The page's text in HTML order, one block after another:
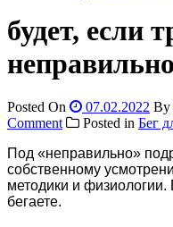
будет, если
неправильно
Posted On 07.02.2022 By
Commenton
будет,
если
тренироваться
Posted in Бег
Под «неправильно»
собственному
методики и физиологии.
бегаете.